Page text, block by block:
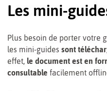
Les mini-
Plus besoin de porter votre
les mini-guides sont
effet, le document est en
consultable facilement